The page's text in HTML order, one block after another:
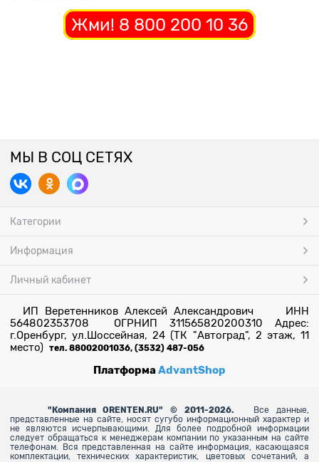
Жми! 8 800 200 10 36
МЫ В СОЦ СЕТЯХ
Категории
Информация
Личный кабинет
ИП Веретенников Алексей Александрович ИНН
564802353708 ОГРНИП 311565820200310 Адрес:
г.Оренбург, ул.Шоссейная, 24 (ТК "Автоград", 2 этаж, 11
место) тел. 88002001036, (3532) 487-056
ПлатформаAdvantShop
" Компания ORENTEN.RU" © 2011-2026.
Все данные,
представленные на сайте, носят сугубо информационный характер и
не являются исчерпывающими. Для более подробной информации
следует обращаться к менеджерам компании по указанным на сайте
телефонам. Вся представленная на сайте информация, касающаяся
комплектации, технических характеристик, цветовых сочетаний, а